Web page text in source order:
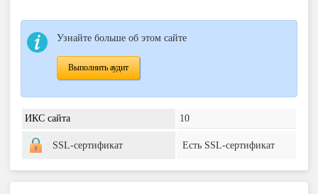
Узнайте больше об этом сайте
Выполнить аудит
ИКС сайта 10
SSL-сертификат Есть SSL-сертификат